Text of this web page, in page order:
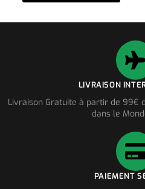
LIVRAISON
Livraison Gratuite à partir de 99€
dans le
PAIEMENT